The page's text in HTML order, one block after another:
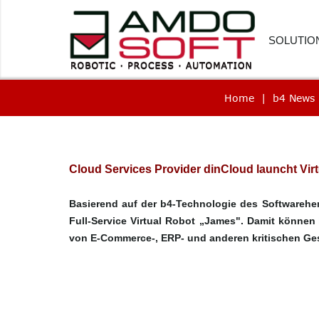
Home | b4 News
Cloud Services Provider dinCloud launcht
Basierend auf der b4-Technologie des
Full-Service Virtual Robot „James". Damit
von E-Commerce-, ERP- und anderen kritischen